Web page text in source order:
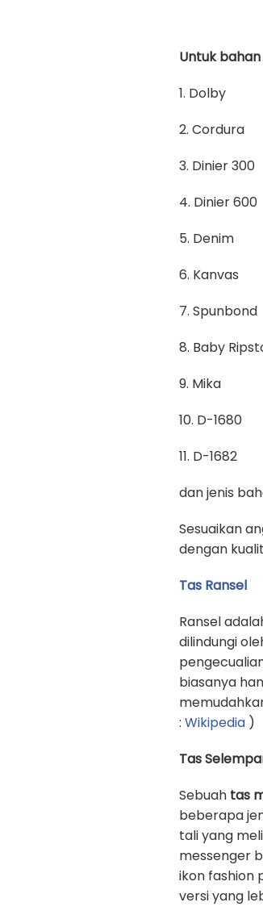
Untuk
1. Dolby
2. Cordura
3. Dinier 300
4. Dinier 600
5. Denim
6. Kanvas
7. Spunbond
8. Baby
9. Mika
10. D-1680
11. D-1682
dan jenis
Sesuaikan
dengan
Tas Ransel
Ransel
dilindungi
biasanya
: Wikipedia )
Tas
Sebuah tas
beberapa
tali yang
messenger
ikon fashion
versi yang